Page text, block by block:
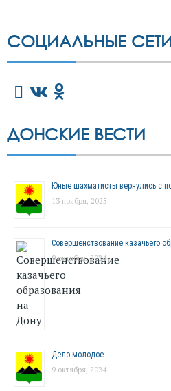
СОЦИАЛЬНЫЕ
ДОНСКИЕ ВЕСТИ
Юные шахматисты вернулись с
13 ноября, 2025
Совершенствование казачьего
9 октября, 2024
Дело молодое
9 октября, 2024